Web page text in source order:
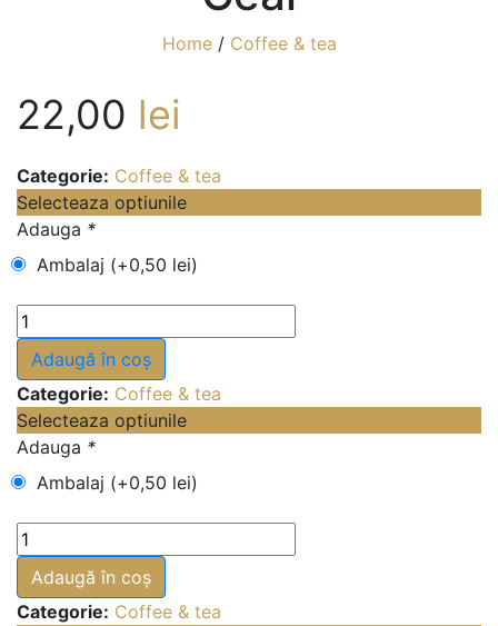
Home/ Coffee & tea
22,00 lei
Categorie: Coffee & tea
Selecteaza optiunile
Adauga *
Ambalaj (+0,50 lei)
Cantitate
Ceai
Adaugă în coș
Categorie: Coffee & tea
Selecteaza optiunile
Adauga *
Ambalaj (+0,50 lei)
Cantitate
Ceai
Adaugă în coș
Categorie: Coffee & tea